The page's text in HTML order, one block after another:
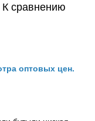
К сравнению
оптовых цен.